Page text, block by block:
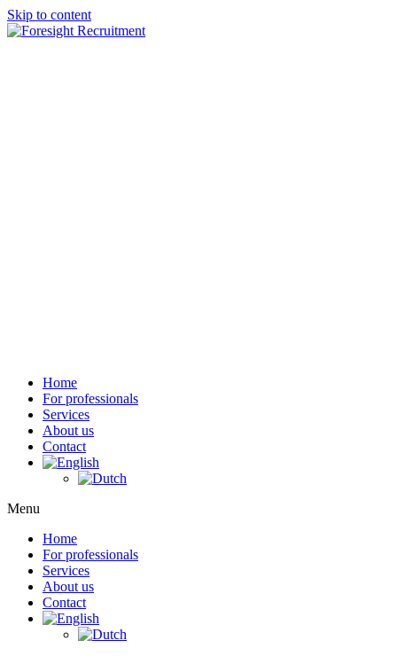
Skip to content
Home
For professionals
Services
About us
Contact
Menu
Home
For professionals
Services
About us
Contact